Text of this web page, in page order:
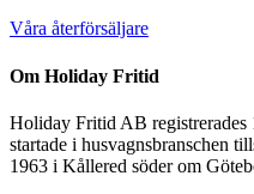
Våra återförsäljare
Om Holiday Fritid
Holiday Fritid AB registrerades
startade i husvagnsbranschen
1963 i Kållered söder om